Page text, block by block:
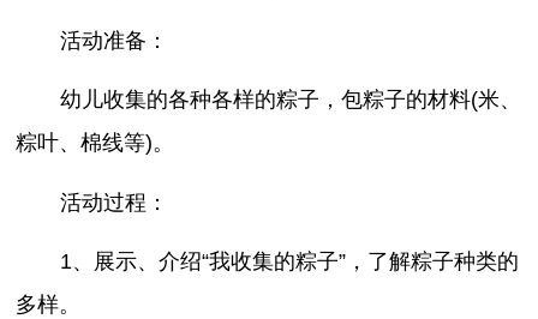
活动准备：
幼儿收集的各种各样的粽子，包粽子的材料(米、
粽叶、棉线等)。
活动过程：
1、展示、介绍“我收集的粽子”，了解粽子种类的
多样。